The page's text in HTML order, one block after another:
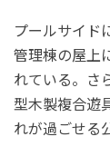
プールサイド
管理棟の屋上
れている。さ
型木製複合遊
れが過ごせる